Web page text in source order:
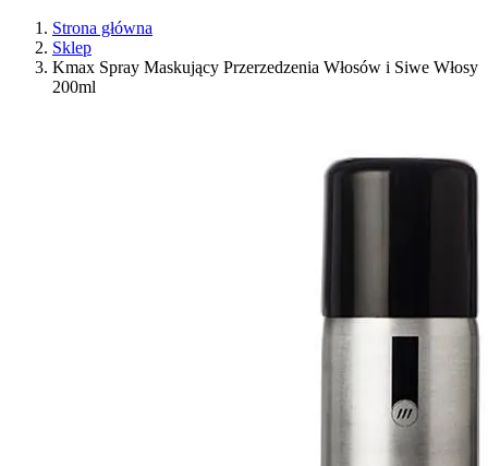
Strona główna
Sklep
Kmax Spray Maskujący Przerzedzenia Włosów i Siwe Włosy
200ml